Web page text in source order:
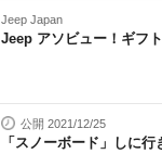
Jeep Japan
Jeep アソビュー！ギフ
公開 2021/12/25
「スノーボード」しに